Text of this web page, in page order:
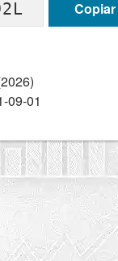
Copiar
09-01